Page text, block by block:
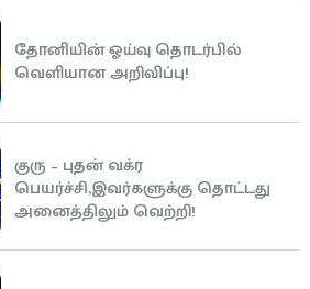
தோனியின் ஓய்வு தொடர்பில்
வெளியான அறிவிப்பு!
குரு – புதன் வக்ர
பெயர்ச்சி,இவர்களுக்கு தொட்டது
அனைத்திலும் வெற்றி!